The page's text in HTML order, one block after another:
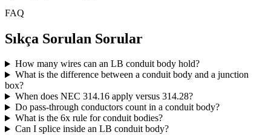
FAQ
Sıkça Sorulan Sorular
How many wires can an LB conduit body hold?
What is the difference between a conduit body and a junction
box?
When does NEC 314.16 apply versus 314.28?
Do pass-through conductors count in a conduit body?
What is the 6x rule for conduit bodies?
Can I splice inside an LB conduit body?